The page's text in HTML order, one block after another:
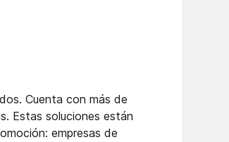
Cuenta con más de
Estas soluciones están
empresas de